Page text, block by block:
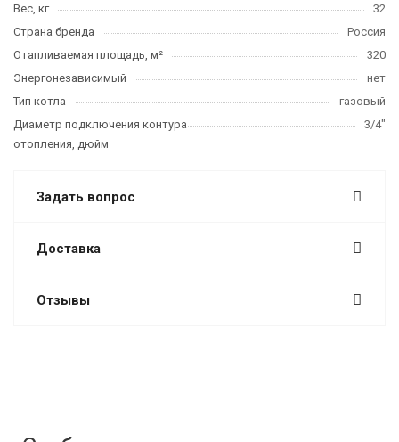
Вес, кг
32
Страна бренда
Россия
Отапливаемая площадь, м²
320
Энергонезависимый
нет
Тип котла
газовый
Диаметр подключения контура
отопления, дюйм
3/4"
Задать вопрос
Доставка
Отзывы